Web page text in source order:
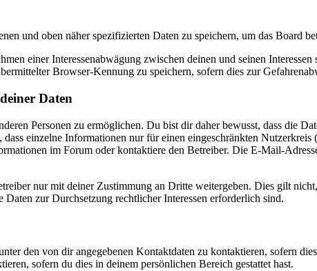
und oben näher spezifizierten Daten zu speichern, um das Board
einer Interessenabwägung zwischen deinen und seinen
Browser-Kennung zu speichern, sofern dies zur
Daten
Personen zu ermöglichen. Du bist dir daher bewusst, dass die
einzelne Informationen nur für einen eingeschränkten
im Forum oder kontaktiere den Betreiber. Die E-Mail-
nur mit deiner Zustimmung an Dritte weitergeben. Dies gilt
zur Durchsetzung rechtlicher Interessen erforderlich sind.
den von dir angegebenen Kontaktdaten zu kontaktieren, sofern
sofern du dies in deinem persönlichen Bereich gestattet hast.